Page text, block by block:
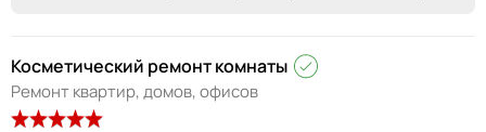
Косметический ремонт комнаты
Ремонт квартир, домов, офисов